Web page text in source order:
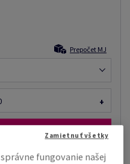
Prepočet MJ
+
fungovanie našej
Zamietnuť všetky